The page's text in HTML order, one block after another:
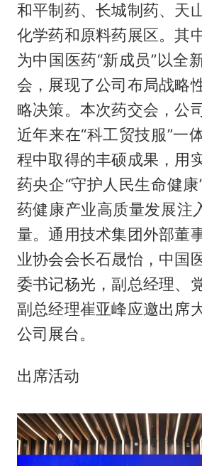
和平制药、长城制药、天
化学药和原料药展区。其
为中国医药“新成员”以全
会，展现了公司布局战略
略决策。本次药交会，公
近年来在“科工贸技服”一
程中取得的丰硕成果，用
药央企“守护人民生命健
药健康产业高质量发展注
量。通用技术集团外部董
业协会会长石晟怡，中国
委书记杨光，副总经理、
副总经理崔亚峰应邀出席
公司展台。
出席活动